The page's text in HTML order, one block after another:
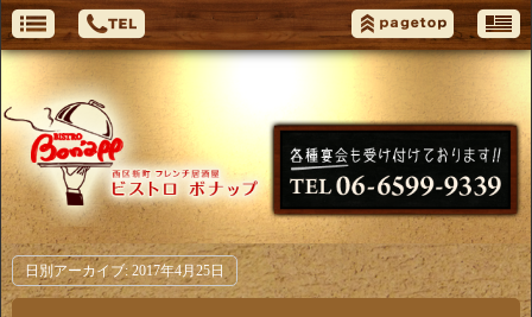
日別アーカイブ: 2017年4月25日